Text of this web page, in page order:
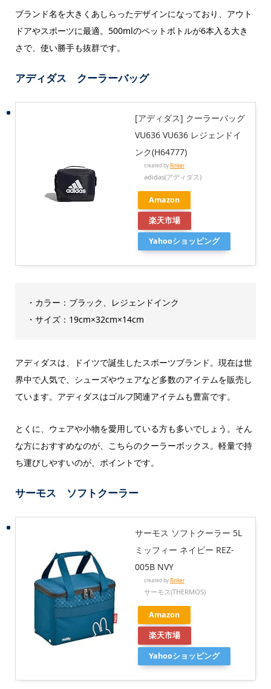
ブランド名を大きくあしらったデザインになっており、アウト
ドアやスポーツに最適。500mlのペットボトルが6本入る大き
さで、使い勝手も抜群です。
アディダス クーラーバッグ
[アディダス] クーラーバッグ
VU636 VU636 レジェンドイ
ンク(H64777)
created byRinker
adidas(アディダス)
Amazon
楽天市場
Yahooショッピング
・カラー：ブラック、レジェンドインク
・サイズ：19cm×32cm×14cm
アディダスは、ドイツで誕生したスポーツブランド。現在は世
界中で人気で、シューズやウェアなど多数のアイテムを販売し
ています。アディダスはゴルフ関連アイテムも豊富です。
とくに、ウェアや小物を愛用している方も多いでしょう。そん
な方におすすめなのが、こちらのクーラーボックス。軽量で持
ち運びしやすいのが、ポイントです。
サーモス ソフトクーラー
サーモス ソフトクーラー 5L
ミッフィー ネイビー REZ-
005B NVY
created byRinker
サーモス(THERMOS)
Amazon
楽天市場
Yahooショッピング